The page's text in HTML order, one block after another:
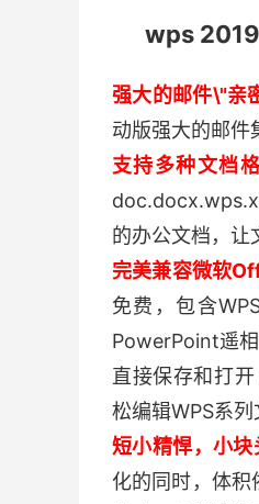
wps 2019
强大的邮件\"亲
动版强大的邮件
支持多种文档
的办公文档，让
完美兼容微软
免费，包含
PowerPoint遥
直接保存和打
松编辑WPS系列
短小精悍，小块
化的同时，体